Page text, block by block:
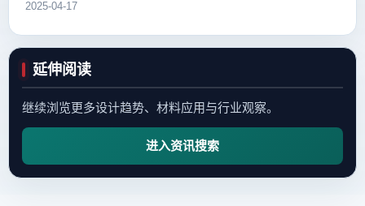
2025-04-17
延伸阅读
继续浏览更多设计趋势、材料应用与行业观察。
进入资讯搜索